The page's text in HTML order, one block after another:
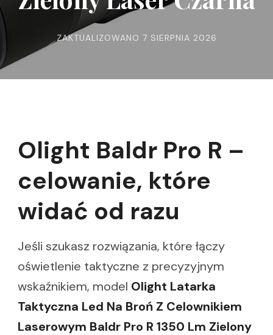
ZAKTUALIZOWANO 7 SIERPNIA 2026
Olight Baldr Pro R –
celowanie, które
widać od razu
Jeśli szukasz rozwiązania, które łączy
oświetlenie taktyczne z precyzyjnym
wskaźnikiem, model Olight Latarka
Taktyczna Led Na Broń Z Celownikiem
Laserowym Baldr Pro R 1350 Lm Zielony